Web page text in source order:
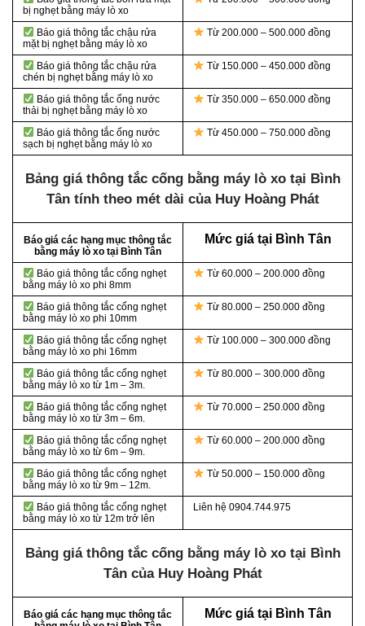
bị nghẹt bằng máy lò xo
Báo giá thông tắc chậu rửa
mặt bị nghẹt bằng máy lò xo
Từ 200.000 – 500.000 đồng
Báo giá thông tắc chậu rửa
chén bị nghẹt bằng máy lò xo
Từ 150.000 – 450.000 đồng
Báo giá thông tắc ống nước
thải bị nghẹt bằng máy lò xo
Từ 350.000 – 650.000 đồng
Báo giá thông tắc ống nước
sạch bị nghẹt bằng máy lò xo
Từ 450.000 – 750.000 đồng
Bảng giá thông tắc cống bằng máy lò xo tại Bình
Tân tính theo mét dài của Huy Hoàng Phát
Báo giá các hạng mục thông tắc
bằng máy lò xo tại Bình Tân
Mức giá tại Bình Tân
Báo giá thông tắc cống nghẹt
bằng máy lò xo phi 8mm
Từ 60.000 – 200.000 đồng
Báo giá thông tắc cống nghẹt
bằng máy lò xo phi 10mm
Từ 80.000 – 250.000 đồng
Báo giá thông tắc cống nghẹt
bằng máy lò xo phi 16mm
Từ 100.000 – 300.000 đồng
Báo giá thông tắc cống nghẹt
bằng máy lò xo từ 1m – 3m.
Từ 80.000 – 300.000 đồng
Báo giá thông tắc cống nghẹt
bằng máy lò xo từ 3m – 6m.
Từ 70.000 – 250.000 đồng
Báo giá thông tắc cống nghẹt
bằng máy lò xo từ 6m – 9m.
Từ 60.000 – 200.000 đồng
Báo giá thông tắc cống nghẹt
bằng máy lò xo từ 9m – 12m.
Từ 50.000 – 150.000 đồng
Báo giá thông tắc cống nghẹt
bằng máy lò xo từ 12m trở lên
Liên hệ 0904.744.975
Bảng giá thông tắc cống bằng máy lò xo tại Bình
Tân của Huy Hoàng Phát
Báo giá các hạng mục thông tắc
Mức giá tại Bình Tân